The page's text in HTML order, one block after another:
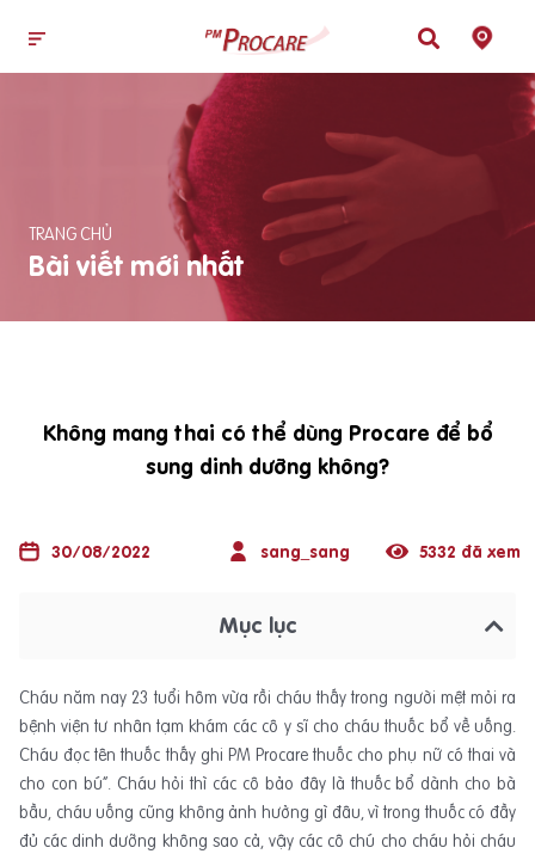
TRANG CHỦ
Bài viết mới nhất
Không mang thai có thể dùng Procare để bổ
sung dinh dưỡng không?
30/08/2022 sang_sang 5332 đã xem
Mục lục
Cháu năm nay 23 tuổi hôm vừa rồi cháu thấy trong người mệt mỏi ra
bệnh viện tư nhân tạm khám các cô y sĩ cho cháu thuốc bổ về uống.
Cháu đọc tên thuốc thấy ghi PM Procare thuốc cho phụ nữ có thai và
cho con bú”. Cháu hỏi thì các cô bảo đây là thuốc bổ dành cho bà
bầu, cháu uống cũng không ảnh hưởng gì đâu, vì trong thuốc có đầy
đủ các dinh dưỡng không sao cả, vậy các cô chú cho cháu hỏi cháu